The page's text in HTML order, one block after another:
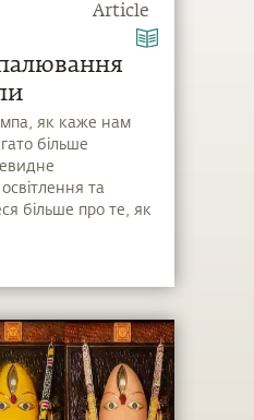
Article
як каже нам
більше
та
більше про те, як
та позитивом у